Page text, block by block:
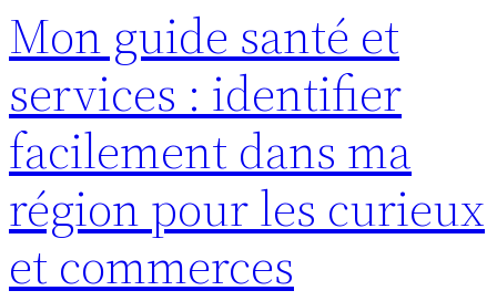
Mon guide santé et
services : identifier
facilement dans ma
région pour les curieux
et commerces